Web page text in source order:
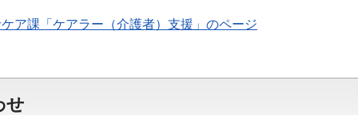
ア課「ケアラー（介護者）支援」のページ
せ